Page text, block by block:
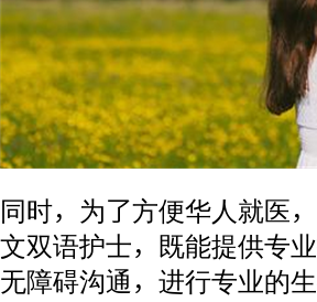
同时，为了方便华人就医
文双语护士，既能提供专
无障碍沟通，进行专业的